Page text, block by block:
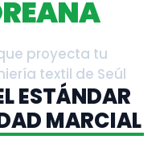
proyecta tu
textil de Seúl
ESTÁNDAR
MARCIAL